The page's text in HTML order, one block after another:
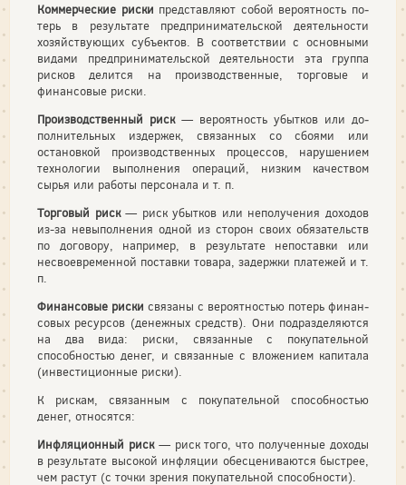
Коммерческие риски представляют собой вероятность по­
терь в результате предпринимательской деятельности
хозяйст­вующих субъектов. В соответствии с основными
видами пред­принимательской деятельности эта группа
рисков делится на производственные, торговые и
финансовые риски.
Производственный риск— вероятность убытков или до­
полнительных издержек, связанных со сбоями или
остановкой производственных процессов, нарушением
технологии выпол­нения операций, низким качеством
сырья или работы персона­ла и т. п.
Торговый риск— риск убытков или неполучения доходов
из-за невыполнения одной из сторон своих обязательств
по договору, например, в результате непоставки или
несвоевре­менной поставки товара, задержки платежей и т.
п.
Финансовые риски связаны с вероятностью потерь финан­
совых ресурсов (денежных средств). Они подразделяются
на два вида: риски, связанные с покупательной
способностью де­нег, и связанные с вложением капитала
(инвестиционные риски).
К рискам, связанным с покупательной способностью
денег, относятся:
Инфляционный риск— риск того, что полученные доходы
в результате высокой инфляции обесцениваются быстрее,
чем растут (с точки зрения покупательной способности).